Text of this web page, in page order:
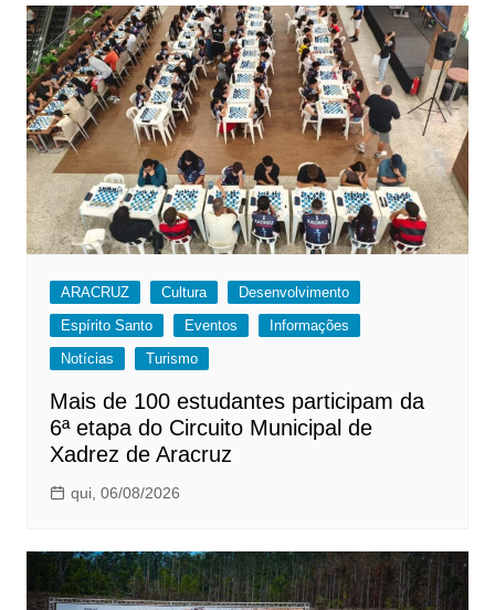
ARACRUZ Cultura
Desenvolvimento
Espírito Santo
Eventos
Informações
Notícias
Turismo
Mais de 100 estudantes participam da
6ª etapa do Circuito Municipal de
Xadrez de Aracruz
qui, 06/08/2026